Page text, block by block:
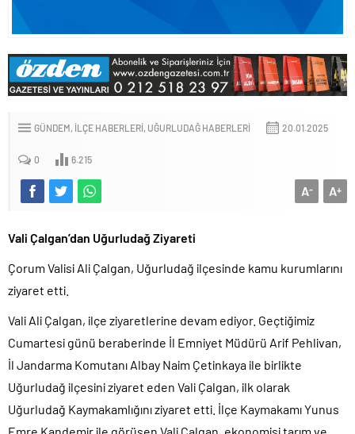
GÜNDEM İLÇE HABERLERI UĞURLUDAĞ HABERLERI 20.01.2025
0 6.215
A+
A-
Vali Çalgan’dan Uğurludağ Ziyareti
Çorum Valisi Ali Çalgan, Uğurludağ ilçesinde kamu kurumlarını
ziyaret etti.
Vali Ali Çalgan, ilçe ziyaretlerine devam ediyor. Geçtiğimiz
Cumartesi günü beraberinde İl Emniyet Müdürü Arif Pehlivan,
İl Jandarma Komutanı Albay Naim Çetinkaya ile birlikte
Uğurludağ ilçesini ziyaret eden Vali Çalgan, ilk olarak
Uğurludağ Kaymakamlığını ziyaret etti. İlçe Kaymakamı Yunus